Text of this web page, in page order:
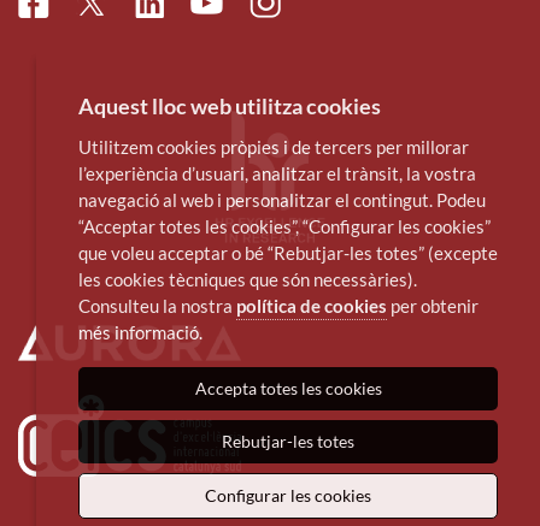
Twitter Youtube
Aquest lloc web utilitza cookies
Utilitzem cookies pròpies i de tercers per millorar
l’experiència d’usuari, analitzar el trànsit, la vostra
navegació al web i personalitzar el contingut. Podeu
“Acceptar totes les cookies”, “Configurar les cookies”
que voleu acceptar o bé “Rebutjar-les totes” (excepte
les cookies tècniques que són necessàries).
Consulteu la nostra política de cookies per obtenir
més informació.
Accepta totes les cookies
Rebutjar-les totes
Configurar les cookies